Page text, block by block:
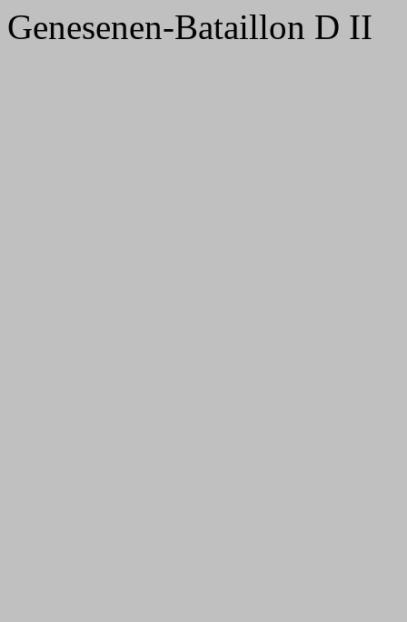
Genesenen-Bataillon D II